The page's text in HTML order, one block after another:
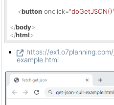
<button onclick="doGetJSON()"
</body>
</html>
https://
example.html